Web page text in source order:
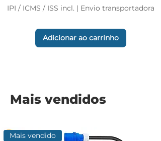
IPI / ICMS / ISS incl. | Envio transportadora
Adicionar ao carrinho
Mais vendidos
Mais vendido